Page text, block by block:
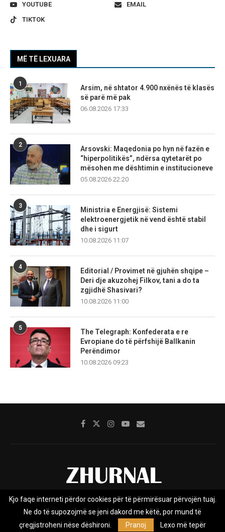
YOUTUBE
EMAIL
TIKTOK
MË TË LEXUARA
1
Arsim, në shtator 4.900 nxënës të klasës
së parë më pak
06.08.2026 17:33
2
Arsovski: Maqedonia po hyn në fazën e
“hiperpolitikës”, ndërsa qytetarët po
mësohen me dështimin e institucioneve
05.08.2026 22:20
3
Ministria e Energjisë: Sistemi
elektroenergjetik në vend është stabil
dhe i sigurt
10.08.2026 11:07
4
Editorial / Provimet në gjuhën shqipe –
Deri dje akuzohej Filkov, tani a do ta
zgjidhë Shasivari?
10.08.2026 11:00
5
The Telegraph: Konfederata e re
Evropiane do të përfshijë Ballkanin
Perëndimor
10.08.2026 09:23
Rreth nesh Impresumi Marketing
Privacy Policy
Kjo faqe interneti përdor cookies për të përmirësuar përvojën tuaj.
Ne do të supozojmë se jeni dakord me këtë, por mund të
çregjistroheni nëse dëshironi.
Pranoj Lexo më tepër